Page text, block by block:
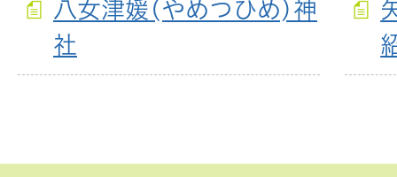
八女津媛(やめつひめ)神
社